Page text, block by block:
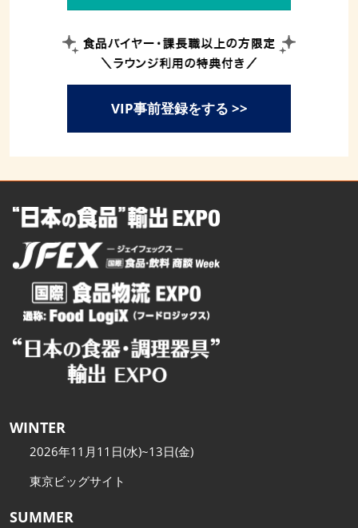
VIP事前登録をする >>
WINTER
2026年11月11日(水)~13日(金)
東京ビッグサイト
SUMMER